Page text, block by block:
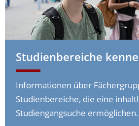
Studienbereiche
Informationen über
Studienbereiche, die eine
Studiengangsuche ermöglichen.